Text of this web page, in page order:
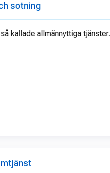
sotning
kallade allmännyttiga tjänster.